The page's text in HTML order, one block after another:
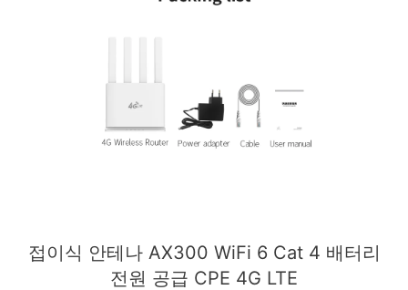
접이식 안테나 AX300 WiFi 6 Cat 4 배터리
전원 공급 CPE 4G LTE